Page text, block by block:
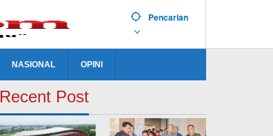
Pencarian
NASIONAL OPINI
Recent Post